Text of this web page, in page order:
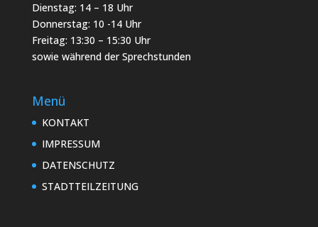
Dienstag: 14 – 18 Uhr
Donnerstag: 10 -14 Uhr
Freitag: 13:30 – 15:30 Uhr
sowie während der Sprechstunden
Menü
KONTAKT
IMPRESSUM
DATENSCHUTZ
STADTTEILZEITUNG